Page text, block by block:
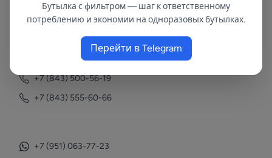
+7 (843) 558-78-43
+7 (843) 500-56-19
+7 (843) 555-60-66
+7 (951) 063-77-23
Бутылка с фильтром — шаг к ответственному
потреблению и экономии на одноразовых бутылках.
Перейти в Telegram